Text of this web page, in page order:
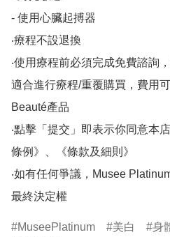
- 使用心臟起搏器
‧療程不設退換
‧使用療程前必須完成免費諮詢
適合進行療程/重覆購買，費用
Beauté產品
‧點擊「提交」即表示你同意本
條例》、《條款及細則》
‧如有任何爭議，Musee
MuseePlatinum 美白 身